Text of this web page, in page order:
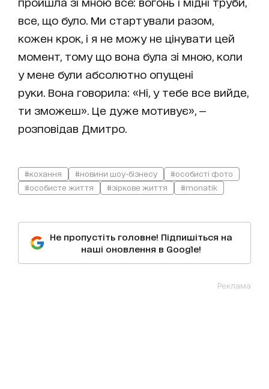
все, що було. Ми стартували разом,
кожен крок, і я не можу не цінувати цей
момент, тому що вона була зі мною, коли
у мене були абсолютно опущені
руки. Вона говорила: «Ні, у тебе все вийде,
ти зможеш». Це дуже мотивує», —
розповідав Дмитро.
#кохання #новини шоу-бізнесу
#особисті фото
#особисте життя
#зіркове життя #monatik
Не пропустіть головне! Підпишіться на
наші оновлення в Google!
Реклама